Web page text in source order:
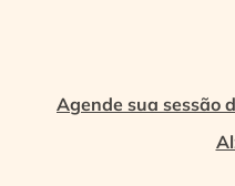
Agende sua sessão